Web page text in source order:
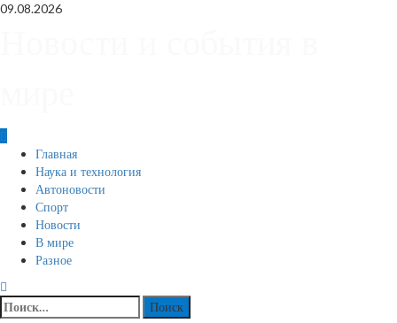
Skip
09.08.2026
Primary
Menu
Главная
Наука и технология
Автоновости
Спорт
Новости
В мире
Разное
Найти: